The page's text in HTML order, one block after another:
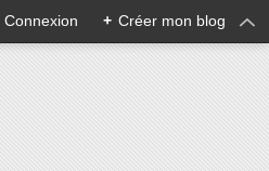
Connexion + Créer mon blog